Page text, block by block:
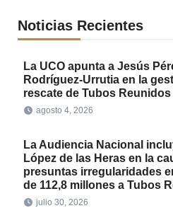
Noticias Recientes
La UCO apunta a Jesús
Rodríguez-Urrutia en la
rescate de Tubos Reunidos
agosto 4, 2026
La Audiencia Nacional
López de las Heras en la
presuntas irregularidades
de 112,8 millones a Tubos
julio 30, 2026